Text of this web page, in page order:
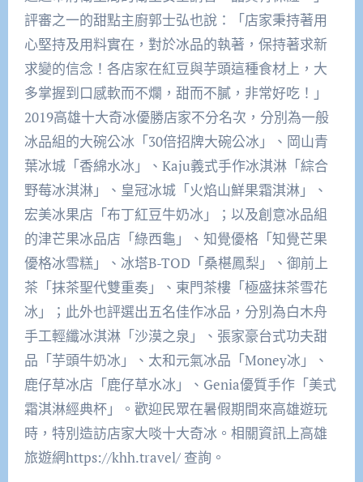
評審之一的甜點主廚郭士弘也說：「店家秉持著用
心堅持及用料實在，對於冰品的執著，保持著求新
求變的信念！各店家在紅豆與芋頭這種食材上，大
多掌握到口感軟而不爛，甜而不膩，非常好吃！」
2019高雄十大奇冰優勝店家不分名次，分別為一般
冰品組的大碗公冰「30倍招牌大碗公冰」、岡山青
葉冰城「香綿水冰」、Kaju義式手作冰淇淋「綜合
野莓冰淇淋」、皇冠冰城「火焰山鮮果霜淇淋」、
宏美冰果店「布丁紅豆牛奶冰」；以及創意冰品組
的津芒果冰品店「綠西龜」、知覺優格「知覺芒果
優格冰雪糕」、冰塔B-TOD「桑椹鳳梨」、御前上
茶「抹茶聖代雙重奏」、東門茶樓「極盛抹茶雪花
冰」；此外也評選出五名佳作冰品，分別為白木舟
手工輕纖冰淇淋「沙漠之泉」、張家豪台式功夫甜
品「芋頭牛奶冰」、太和元氣冰品「Money冰」、
鹿仔草冰店「鹿仔草水冰」、Genia優質手作「美式
霜淇淋經典杯」。歡迎民眾在暑假期間來高雄遊玩
時，特別造訪店家大啖十大奇冰。相關資訊上高雄
旅遊網https://khh.travel/ 查詢。